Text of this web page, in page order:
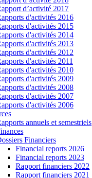
d’activité 2017
d'activités 2016
d'activités 2015
d'activités 2014
d'activités 2013
d'activités 2012
d'activités 2011
d'activités 2010
d'activités 2009
d'activités 2008
d'activités 2007
d'activités 2006
annuels et semestriels
Financiers
Financial reports 2026
Financial reports 2023
Rapport financiers 2022
Rapport financiers 2021